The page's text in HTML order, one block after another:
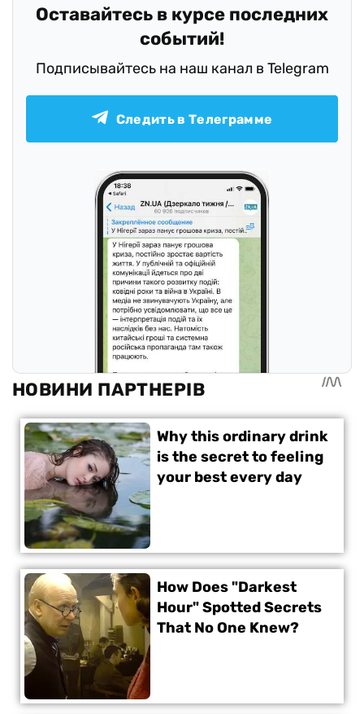
Оставайтесь в курсе последних
событий!
Подписывайтесь на наш канал в Telegram
Следить в Телеграмме